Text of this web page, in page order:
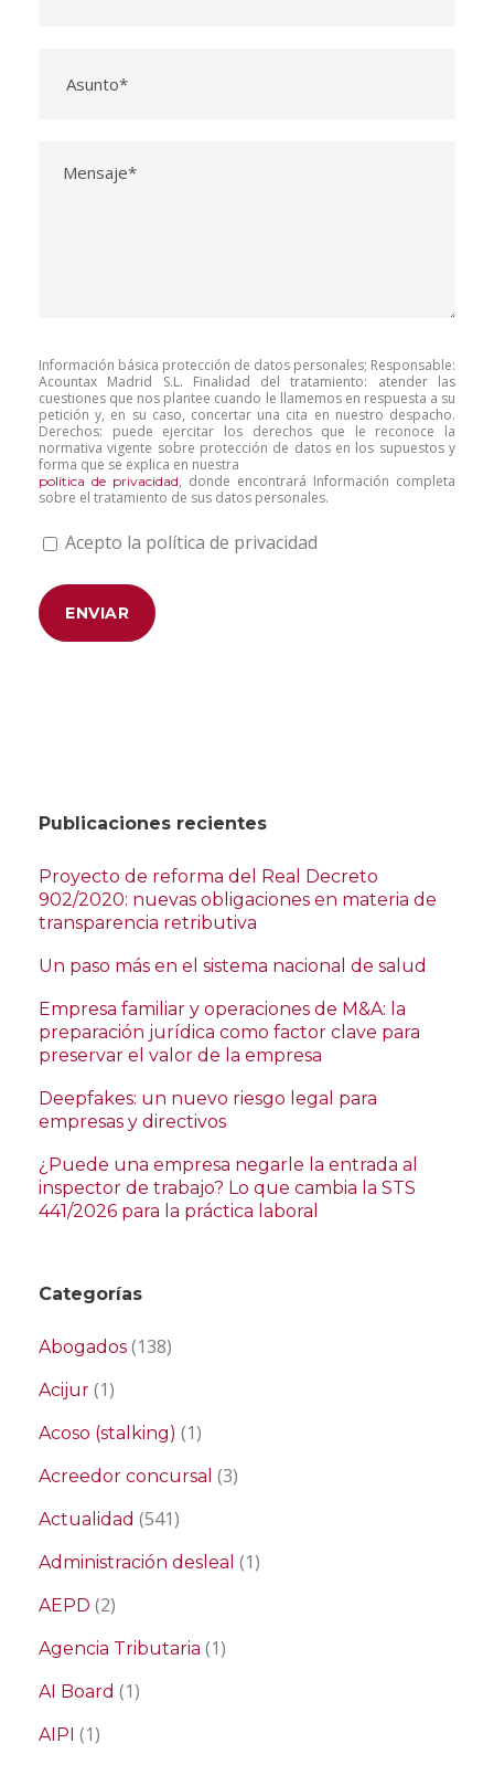
Información básica protección de datos personales; Responsable:
Acountax Madrid S.L. Finalidad del tratamiento: atender las
cuestiones que nos plantee cuando le llamemos en respuesta a su
petición y, en su caso, concertar una cita en nuestro despacho.
Derechos: puede ejercitar los derechos que le reconoce la
normativa vigente sobre protección de datos en los supuestos y
forma que se explica en nuestra
política de privacidad, donde encontrará Información completa
sobre el tratamiento de sus datos personales.
Acepto la política de privacidad
Publicaciones recientes
Proyecto de reforma del Real Decreto
902/2020: nuevas obligaciones en materia de
transparencia retributiva
Un paso más en el sistema nacional de salud
Empresa familiar y operaciones de M&A: la
preparación jurídica como factor clave para
preservar el valor de la empresa
Deepfakes: un nuevo riesgo legal para
empresas y directivos
¿Puede una empresa negarle la entrada al
inspector de trabajo? Lo que cambia la STS
441/2026 para la práctica laboral
Categorías
Abogados (138)
Acijur (1)
Acoso (stalking) (1)
Acreedor concursal (3)
Actualidad (541)
Administración desleal (1)
AEPD (2)
Agencia Tributaria (1)
AI Board (1)
AIPI (1)